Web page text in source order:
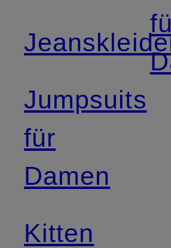
Jumpsuits
für
Damen
Kitten